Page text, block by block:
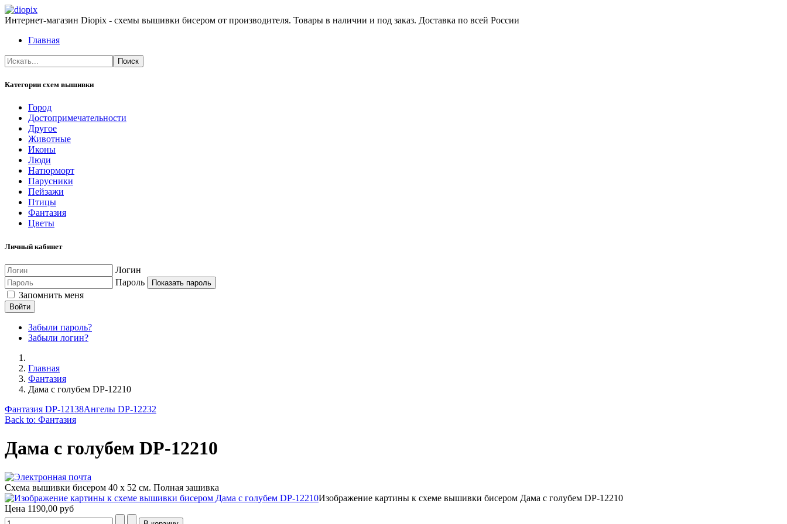
Интернет-магазин Diopix - схемы вышивки бисером от производителя. Товары в наличии и под заказ. Доставка по всей России
Главная
Категории схем вышивки
Город
Достопримечательности
Другое
Животные
Иконы
Люди
Натюрморт
Парусники
Пейзажи
Птицы
Фантазия
Цветы
Личный кабинет
Логин
Пароль
Показать пароль
Запомнить меня
Войти
Забыли пароль?
Забыли логин?
Главная
Фантазия
Дама с голубем DP-12210
Фантазия DP-12138Ангелы DP-12232
Back to: Фантазия
Дама с голубем DP-12210
Схема вышивки бисером 40 х 52 см. Полная зашивка
Изображение картины к схеме вышивки бисером Дама с голубем DP-12210
Цена 1190,00 руб